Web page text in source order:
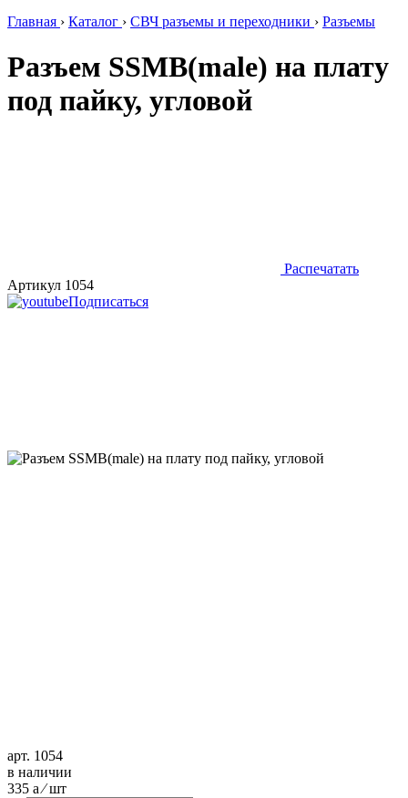
Главная › Каталог › СВЧ разъемы и переходники › Разъемы
Разъем SSMB(male) на плату
под пайку, угловой
Распечатать
Артикул 1054
Подписаться
арт. 1054
в наличии
335 a ⁄ шт